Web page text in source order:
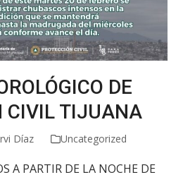
DE
CIVIL TIJUANA
Díaz Uncategorized
A PARTIR DE LA NOCHE DE